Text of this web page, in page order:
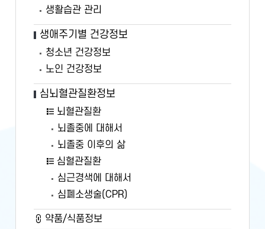
생활습관 관리
생애주기별 건강정보
청소년 건강정보
노인 건강정보
심뇌혈관질환정보
뇌혈관질환
뇌졸중에 대해서
뇌졸중 이후의 삶
심혈관질환
심근경색에 대해서
심폐소생술(CPR)
약품/식품정보